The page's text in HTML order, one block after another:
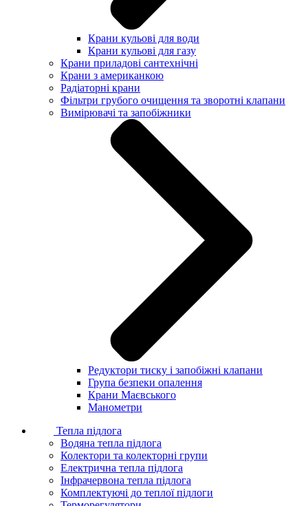
Крани кульові для води
Крани кульові для газу
Крани приладові сантехнічні
Крани з американкою
Радіаторні крани
Фільтри грубого очищення та зворотні клапани
Вимірювачі та запобіжники
Редуктори тиску і запобіжні клапани
Група безпеки опалення
Крани Маєвського
Манометри
Тепла підлога
Водяна тепла підлога
Колектори та колекторні групи
Електрична тепла підлога
Інфрачервона тепла підлога
Комплектуючі до теплої підлоги